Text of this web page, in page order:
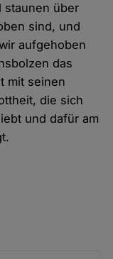
staunen über
sind, und
aufgehoben
das
mit seinen
die sich
und dafür am